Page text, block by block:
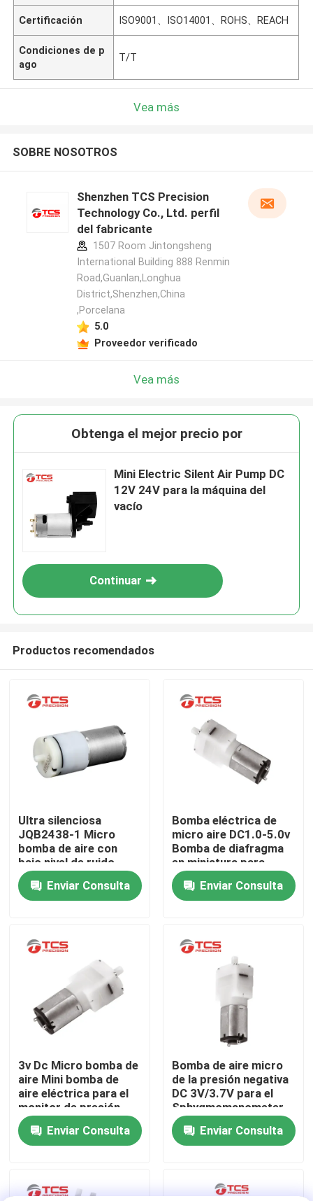
Productos
Espectáculo VR
Recorrido por la fábrica
Control de calidad
Contacta con nosotros
Noticias
Casos de trabajo
El blog
Certificación ISO9001、ISO14001、ROHS、REACH
Condiciones de p
ago
T/T
Vea más
SOBRE NOSOTROS
Shenzhen TCS Precision
Technology Co., Ltd. perfil
del fabricante
1507 Room Jintongsheng
International Building 888 Renmin
Road,Guanlan,Longhua
District,Shenzhen,China
,Porcelana
5.0
Proveedor verificado
Vea más
Obtenga el mejor precio por
Mini Electric Silent Air Pump DC
12V 24V para la máquina del
vacío
Continuar
Productos recomendados
Ultra silenciosa
JQB2438-1 Micro
bomba de aire con
bajo nivel de ruido
2.4W potencia y
caudalEnviar Consulta
Bomba eléctrica de
micro aire DC1.0-5.0v
Bomba de diafragma
en miniatura para
aplicaciones de
jugueteEnviar Consulta
3v Dc Micro bomba de
aire Mini bomba de
aire eléctrica para el
monitor de presión
arterial
Enviar Consulta
Bomba de aire micro
de la presión negativa
DC 3V/3.7V para el
Sphygmomanometer
ROSH
Enviar Consulta